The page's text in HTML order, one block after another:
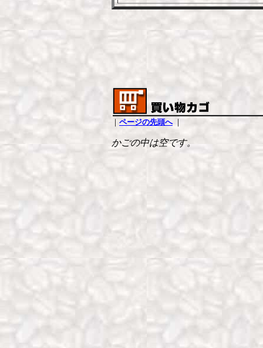
｜ ページの先頭へ｜
かごの中は空です。